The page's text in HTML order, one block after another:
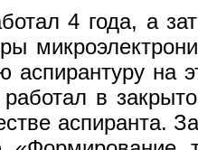
4 года, а
аспирантуру на
в
аспиранта.